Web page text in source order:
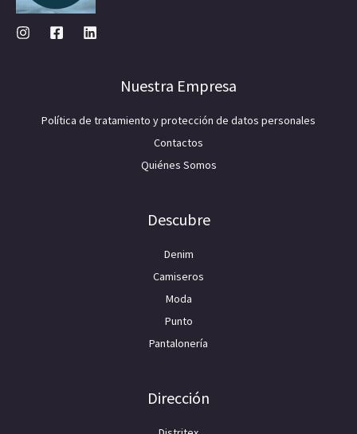
Nuestra Empresa
Política de tratamiento y protección de datos personales
Contactos
Quiénes Somos
Descubre
Denim
Camiseros
Moda
Punto
Pantalonería
Dirección